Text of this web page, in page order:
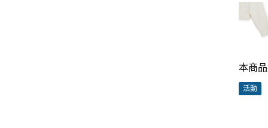
本商
活動